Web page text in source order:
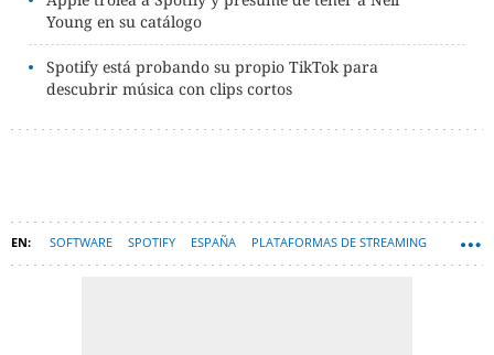
Young en su catálogo
Spotify está probando su propio TikTok para
descubrir música con clips cortos
SOFTWARE SPOTIFY ESPAÑA PLATAFORMAS DE STREAMING